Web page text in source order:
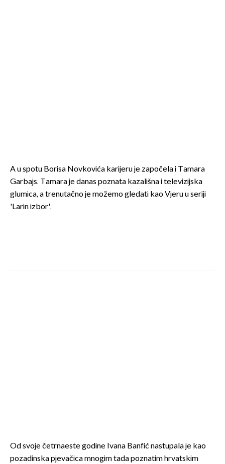
A u spotu Borisa Novkovića karijeru je započela i Tamara
Garbajs. Tamara je danas poznata kazališna i televizijska
glumica, a trenutačno je možemo gledati kao Vjeru u seriji
'Larin izbor'.
Od svoje četrnaeste godine Ivana Banfić nastupala je kao
pozadinska pjevačica mnogim tada poznatim hrvatskim